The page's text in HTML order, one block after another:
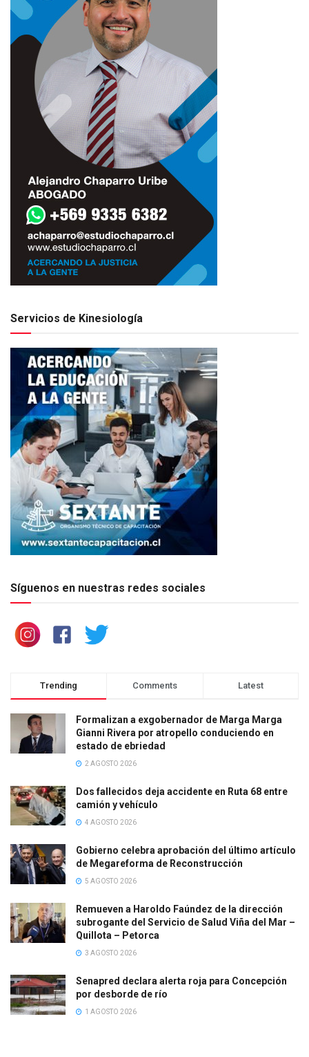
Servicios de Kinesiología
Síguenos en nuestras redes sociales
Trending Comments Latest
Formalizan a exgobernador de Marga Marga
Gianni Rivera por atropello conduciendo en
estado de ebriedad
2 AGOSTO 2026
Dos fallecidos deja accidente en Ruta 68 entre
camión y vehículo
4 AGOSTO 2026
Gobierno celebra aprobación del último artículo
de Megareforma de Reconstrucción
5 AGOSTO 2026
Remueven a Haroldo Faúndez de la dirección
subrogante del Servicio de Salud Viña del Mar –
Quillota – Petorca
3 AGOSTO 2026
Senapred declara alerta roja para Concepción
por desborde de río
1 AGOSTO 2026